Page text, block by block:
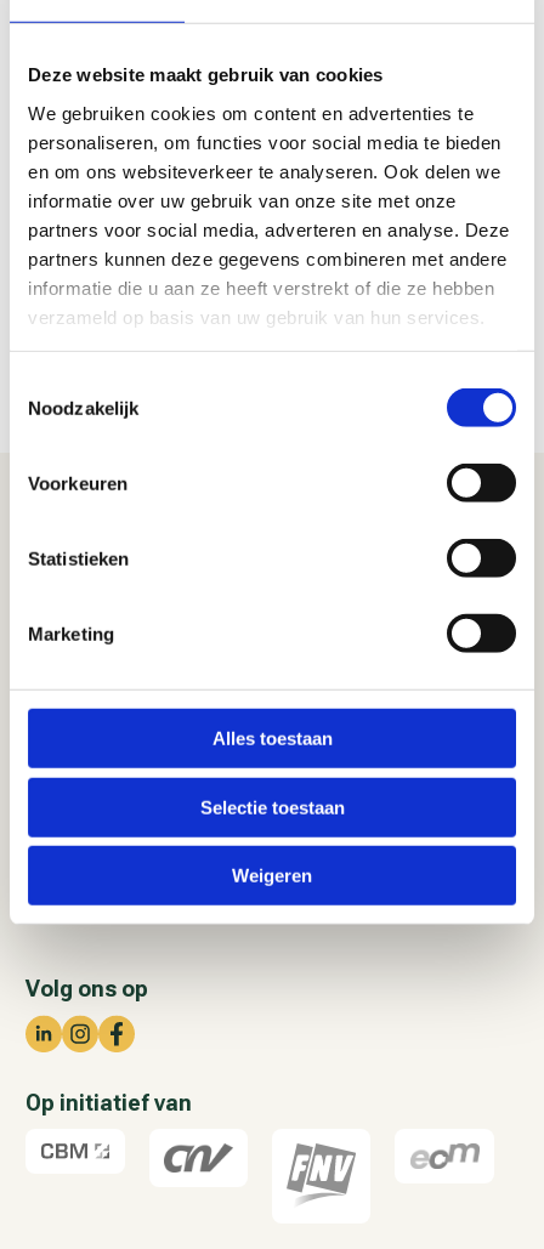
Deze website maakt gebruik van cookies
We gebruiken cookies om content en advertenties te
personaliseren, om functies voor social media te bieden
en om ons websiteverkeer te analyseren. Ook delen we
informatie over uw gebruik van onze site met onze
partners voor social media, adverteren en analyse. Deze
partners kunnen deze gegevens combineren met andere
informatie die u aan ze heeft verstrekt of die ze hebben
verzameld op basis van uw gebruik van hun services.
Noodzakelijk
Voorkeuren
Statistieken
Marketing
Alles toestaan
Selectie toestaan
Weigeren
om elkaar te kunnen verstaan, dan is het geluid harder dan 80
blootgesteld, dan is dat schadelijk voor je gehoor. Bij 86 dB(A) is
2 uur blootstelling al schadelijk.
Dit kun je zelf doen
Gebruik otoplastieken, oftewel gehoorbescherming. Jouw
werkgever is verplicht otoplastieken te verschaffen aan alle
werknemers die blootstaan aan lawaai. In de cao van de
meubelindustrie is afgesproken dat in overleg met de arbodienst
Westerhoutpark 10
Contact
info@schavenaanjouwtoekomst.nl
Volg ons op
Op initiatief van